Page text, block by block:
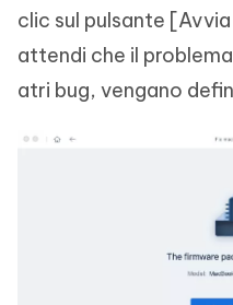
clic sul pulsante
attendi che il
atri bug, vengano